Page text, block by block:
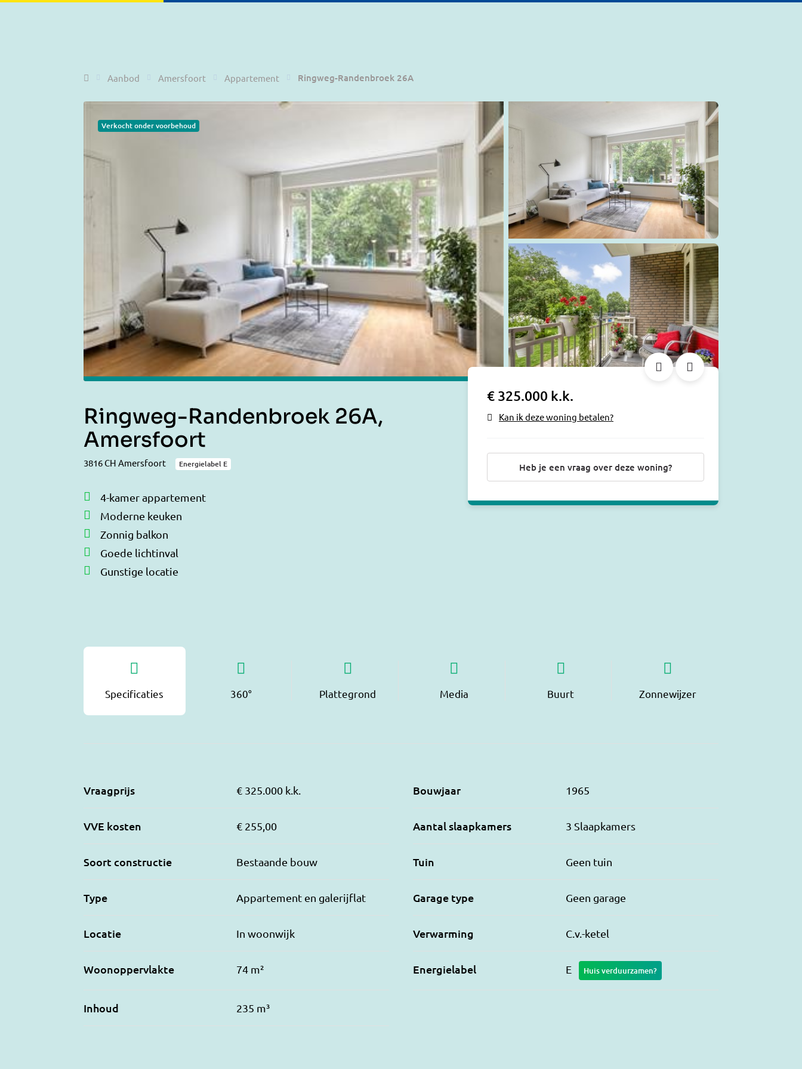
HomeAanbod Amersfoort Appartement Ringweg-Randenbroek 26A
Verkocht onder voorbehoud
Ringweg-Randenbroek 26A,
Amersfoort
3816 CH Amersfoort Energielabel E
4-kamer appartement
Moderne keuken
Zonnig balkon
Goede lichtinval
Gunstige locatie
€ 325.000 k.k.
Kan ik deze woning betalen?
Heb je een vraag over deze woning?
Specificaties 360° Plattegrond Media Buurt Zonnewijzer
Vraagprijs € 325.000 k.k.
VVE kosten € 255,00
Soort constructie Bestaande bouw
Type Appartement en galerijflat
Locatie In woonwijk
Woonoppervlakte 74 m²
Inhoud 235 m³
Bouwjaar 1965
Aantal slaapkamers 3 Slaapkamers
Tuin Geen tuin
Garage type Geen garage
Verwarming C.v.-ketel
Energielabel E Huis verduurzamen?